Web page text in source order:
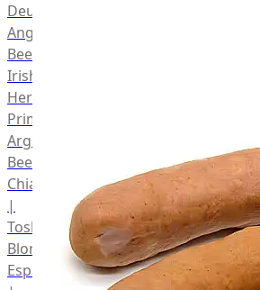
Deutsches
Angus
Beef
Irish
Hereford
Prime
Argentina
Beef
Chianina
|
Toskana
Blonda
Espanola